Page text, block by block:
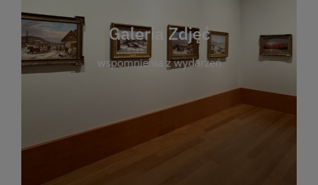
Galeria Zdjęć
wspomnienia z wydarzeń
którym można zobaczyć, jak żyje nasza biblioteka
i jej społeczność. Zdjęcia dokumentują zarówno
uroczyste chwile, jak i codzienne aktywności
czytelników. Regularnie dodajemy nowe galerie,
by każdy mógł powrócić do wyjątkowych
momentów. Zapraszamy do obejrzenia,
wspominania i inspirowania się!